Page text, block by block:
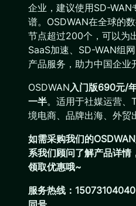
企业，建议使用SD-WAN
谱。OSDWAN在全球的
节点超过200个，可以为
SaaS加速、SD-WAN组
产品服务，助力中国企业
OSDWAN入门版690元/
一半。适用于社媒运营、
境电商、品牌出海、外贸
如需采购我们的
系我们顾问了解产品详情
领取优惠哦~
服务热线：